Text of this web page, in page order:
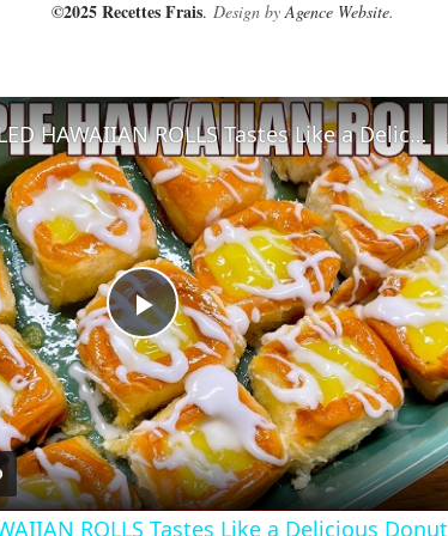
©2025 Recettes Frais. Design byAgence Website.
Play Video
LEMON PIE FILLED HAWAIIAN ROLLS Tastes Like a Delicious Donut
ROLLS Tastes Like a Delicious Donut